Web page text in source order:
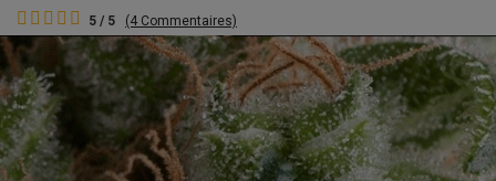
5 / 5 (4 Commentaires)